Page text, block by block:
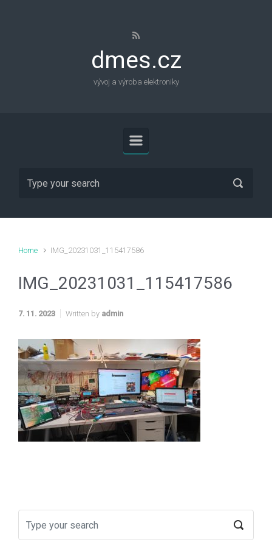
dmes.cz
vývoj a výroba elektroniky
Home IMG_20231031_115417586
IMG_20231031_115417586
7. 11. 2023 Written by admin